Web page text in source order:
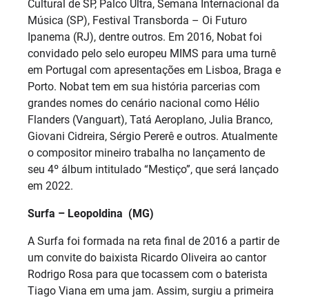
Cultural de SP, Palco Ultra, Semana Internacional da
Música (SP), Festival Transborda – Oi Futuro
Ipanema (RJ), dentre outros. Em 2016, Nobat foi
convidado pelo selo europeu MIMS para uma turnê
em Portugal com apresentações em Lisboa, Braga e
Porto. Nobat tem em sua história parcerias com
grandes nomes do cenário nacional como Hélio
Flanders (Vanguart), Tatá Aeroplano, Julia Branco,
Giovani Cidreira, Sérgio Pererê e outros. Atualmente
o compositor mineiro trabalha no lançamento de
seu 4º álbum intitulado “Mestiço”, que será lançado
em 2022.
Surfa – Leopoldina (MG)
A Surfa foi formada na reta final de 2016 a partir de
um convite do baixista Ricardo Oliveira ao cantor
Rodrigo Rosa para que tocassem com o baterista
Tiago Viana em uma jam. Assim, surgiu a primeira